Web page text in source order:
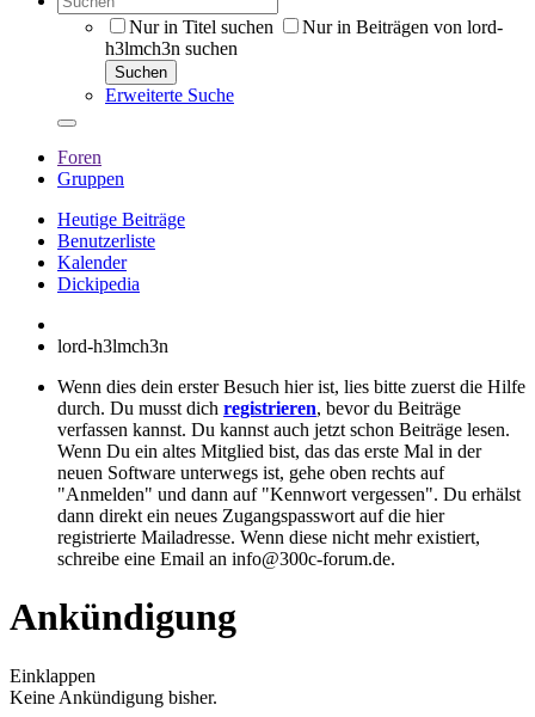
Nur in Titel suchen
Nur in Beiträgen von lord-
h3lmch3n suchen
Suchen
Erweiterte Suche
Foren
Gruppen
Heutige Beiträge
Benutzerliste
Kalender
Dickipedia
lord-h3lmch3n
Wenn dies dein erster Besuch hier ist, lies bitte zuerst die Hilfe
durch. Du musst dich registrieren, bevor du Beiträge
verfassen kannst. Du kannst auch jetzt schon Beiträge lesen.
Wenn Du ein altes Mitglied bist, das das erste Mal in der
neuen Software unterwegs ist, gehe oben rechts auf
"Anmelden" und dann auf "Kennwort vergessen". Du erhälst
dann direkt ein neues Zugangspasswort auf die hier
registrierte Mailadresse. Wenn diese nicht mehr existiert,
schreibe eine Email an info@300c-forum.de.
Ankündigung
Einklappen
Keine Ankündigung bisher.